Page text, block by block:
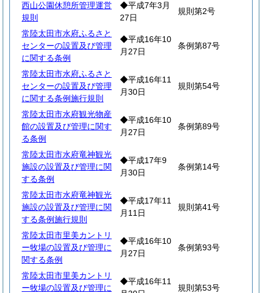
西山公園休憩所管理運営
規則
◆平成7年3月
27日
規則第2号
常陸太田市水府ふるさと
センターの設置及び管理
に関する条例
◆平成16年10
月27日
条例第87号
常陸太田市水府ふるさと
センターの設置及び管理
に関する条例施行規則
◆平成16年11
月30日
規則第54号
常陸太田市水府観光物産
館の設置及び管理に関す
る条例
◆平成16年10
月27日
条例第89号
常陸太田市水府竜神観光
施設の設置及び管理に関
する条例
◆平成17年9
月30日
条例第14号
常陸太田市水府竜神観光
施設の設置及び管理に関
する条例施行規則
◆平成17年11
月11日
規則第41号
常陸太田市里美カントリ
ー牧場の設置及び管理に
関する条例
◆平成16年10
月27日
条例第93号
常陸太田市里美カントリ
ー牧場の設置及び管理に
◆平成16年11
規則第53号